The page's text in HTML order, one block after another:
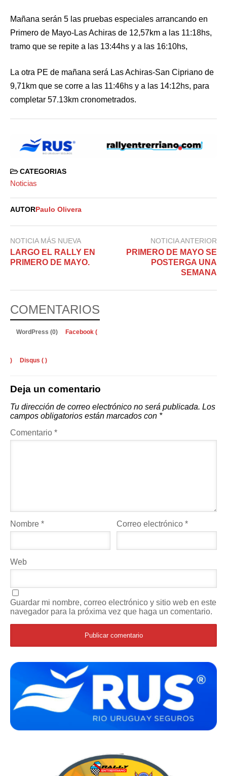
Mañana serán 5 las pruebas especiales arrancando en
Primero de Mayo-Las Achiras de 12,57km a las 11:18hs,
tramo que se repite a las 13:44hs y a las 16:10hs,
La otra PE de mañana será Las Achiras-San Cipriano de
9,71km que se corre a las 11:46hs y a las 14:12hs, para
completar 57.13km cronometrados.
CATEGORIAS
Noticias
AUTOR Paulo Olivera
NOTICIA MÁS NUEVA
LARGO EL RALLY EN
PRIMERO DE MAYO.
NOTICIA ANTERIOR
PRIMERO DE MAYO SE
POSTERGA UNA
SEMANA
COMENTARIOS
WordPress (0) Facebook (
) Disqus ( )
Deja un comentario
Tu dirección de correo electrónico no será publicada. Los
campos obligatorios están marcados con *
Comentario *
Nombre * Correo electrónico*
Web
Guardar mi nombre, correo electrónico y sitio web en este
navegador para la próxima vez que haga un comentario.